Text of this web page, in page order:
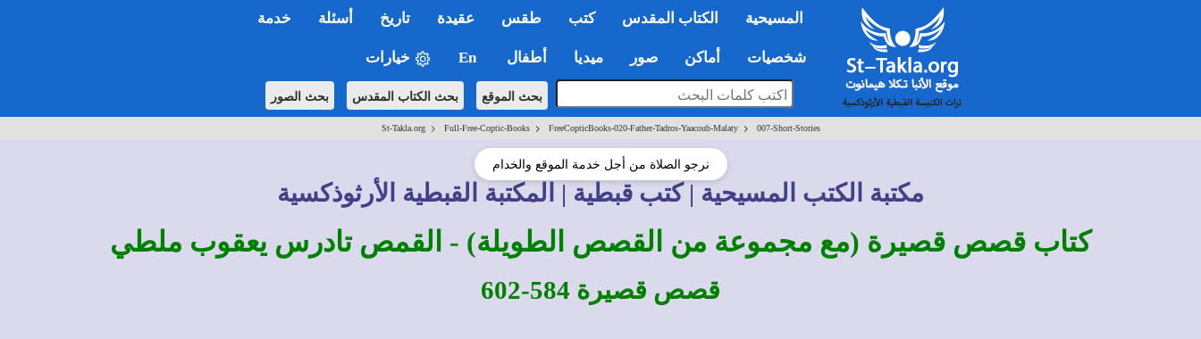
المسيحية الكتاب المقدس كتب طقس عقيدة تاريخ أسئلة خدمة
شخصيات أماكن صور ميديا أطفال En خيارات
بحث الموقع بحث الكتاب المقدس بحث الصور
St-Takla.org> Full-Free-Coptic-Books> FreeCopticBooks-020-Father-Tadros-Yaacoub-Malaty> 007-Short-Stories
نرجو الصلاة من أجل خدمة الموقع والخدام
مكتبة الكتب المسيحية | كتب قبطية | المكتبة القبطية الأرثوذكسية
كتاب قصص قصيرة (مع مجموعة من القصص الطويلة) - القمص تادرس يعقوب ملطي
قصص قصيرة 584-602